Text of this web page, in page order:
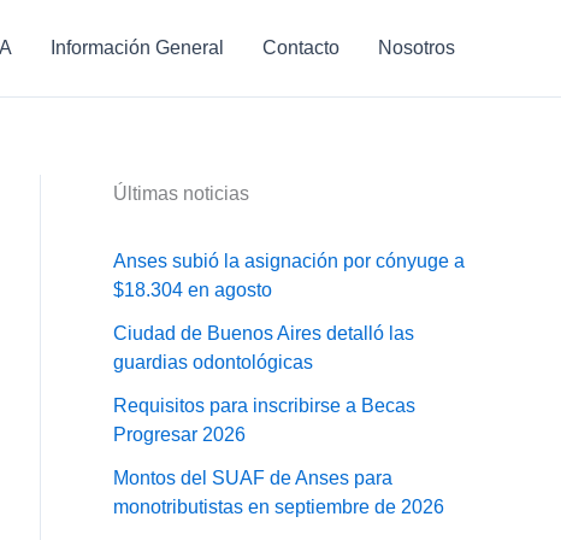
Información General Contacto Nosotros
Últimas noticias
Anses subió la asignación por cónyuge a
$18.304 en agosto
Ciudad de Buenos Aires detalló las
guardias odontológicas
Requisitos para inscribirse a Becas
Progresar 2026
Montos del SUAF de Anses para
monotributistas en septiembre de 2026